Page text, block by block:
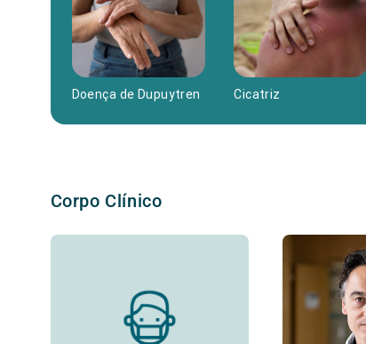
Doença de Dupuytren Cicatriz
Corpo Clínico